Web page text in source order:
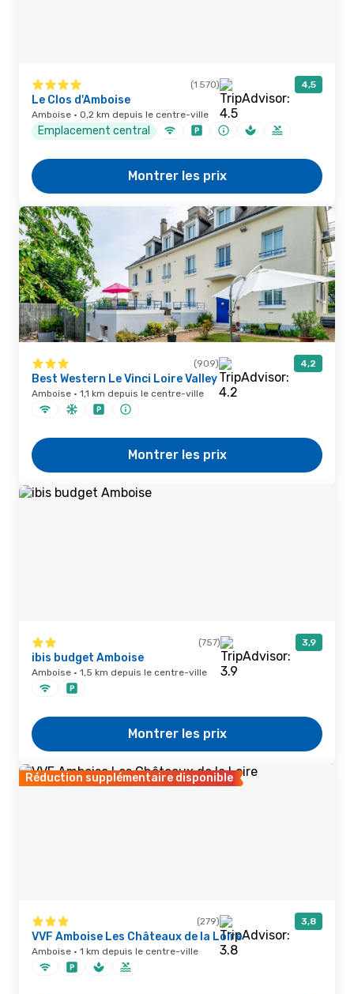
(1 570) 4,5
Le Clos d'Amboise
Amboise · 0,2 km depuis le centre-ville
Emplacement central
Montrer les prix
(909) 4,2
Best Western Le Vinci Loire Valley
Amboise · 1,1 km depuis le centre-ville
Montrer les prix
(757) 3,9
ibis budget Amboise
Amboise · 1,5 km depuis le centre-ville
Montrer les prix
Réduction supplémentaire disponible
(279) 3,8
VVF Amboise Les Châteaux de la Loire
Amboise · 1 km depuis le centre-ville